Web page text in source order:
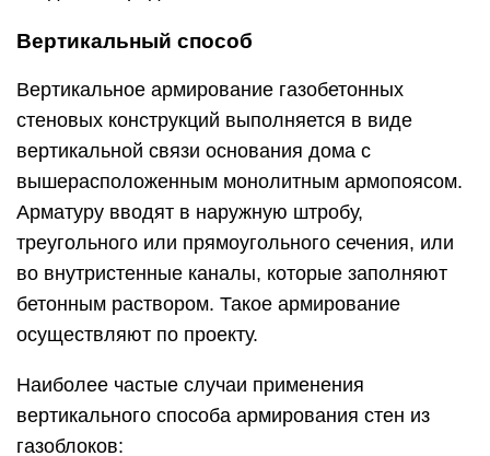
Вертикальный способ
Вертикальное армирование газобетонных
стеновых конструкций выполняется в виде
вертикальной связи основания дома с
вышерасположенным монолитным армопоясом.
Арматуру вводят в наружную штробу,
треугольного или прямоугольного сечения, или
во внутристенные каналы, которые заполняют
бетонным раствором. Такое армирование
осуществляют по проекту.
Наиболее частые случаи применения
вертикального способа армирования стен из
газоблоков: